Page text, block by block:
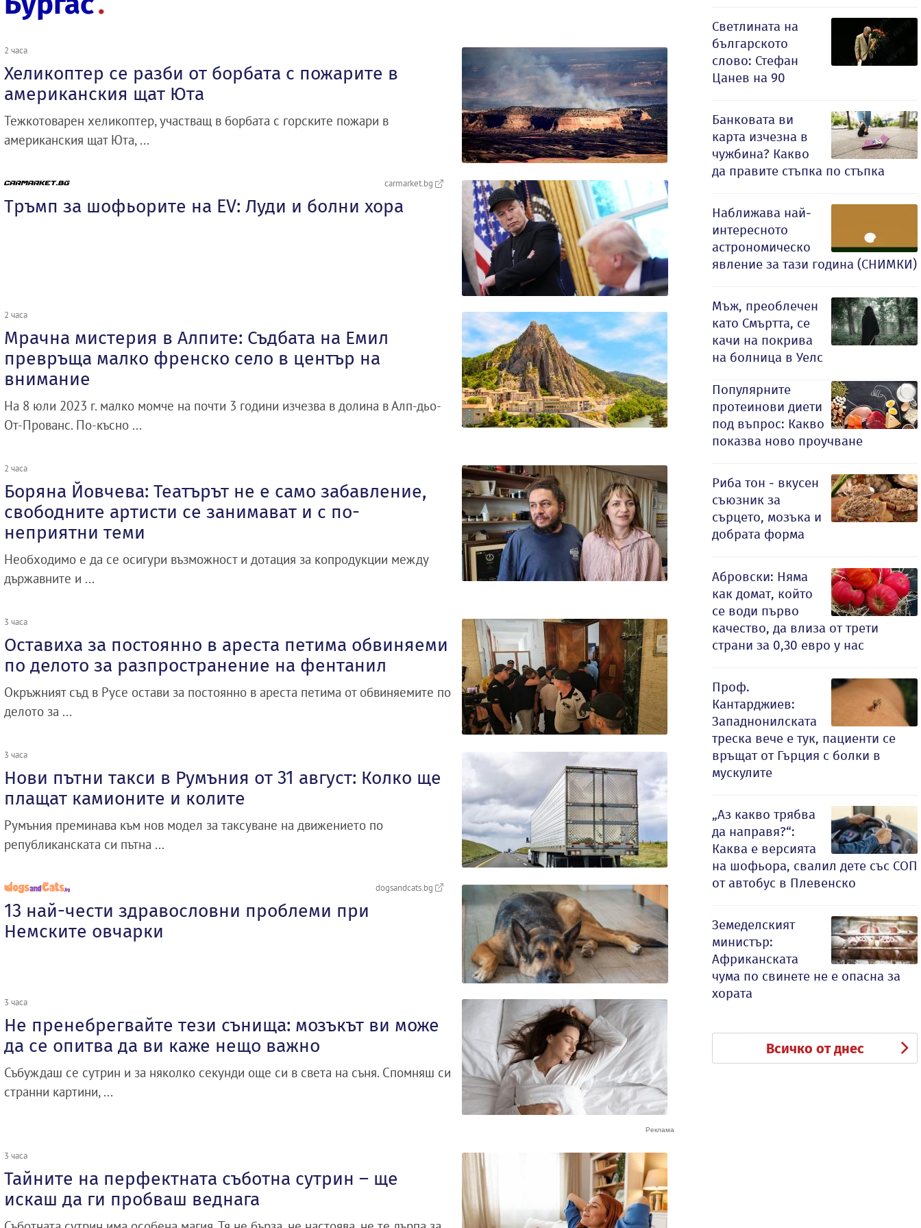
2 часа
Хеликоптер се разби от борбата с пожарите в
американския щат Юта
Тежкотоварен хеликоптер, участващ в борбата с горските пожари в
американския щат Юта, ...
carmarket.bg
Тръмп за шофьорите на EV: Луди и болни хора
2 часа
Мрачна мистерия в Алпите: Съдбата на Емил
превръща малко френско село в център на
внимание
На 8 юли 2023 г. малко момче на почти 3 години изчезва в долина в Алп-дьо-
От-Прованс. По-късно ...
2 часа
Боряна Йовчева: Театърът не е само забавление,
свободните артисти се занимават и с по-
неприятни теми
Необходимо е да се осигури възможност и дотация за копродукции между
държавните и ...
3 часа
Оставиха за постоянно в ареста петима обвиняеми
по делото за разпространение на фентанил
Окръжният съд в Русе остави за постоянно в ареста петима от обвиняемите по
делото за ...
3 часа
Нови пътни такси в Румъния от 31 август: Колко ще
плащат камионите и колите
Румъния преминава към нов модел за таксуване на движението по
републиканската си пътна ...
dogsandcats.bg
13 най-чести здравословни проблеми при
Немските овчарки
3 часа
Не пренебрегвайте тези сънища: мозъкът ви може
да се опитва да ви каже нещо важно
Събуждаш се сутрин и за няколко секунди още си в света на съня. Спомняш си
странни картини, ...
3 часа
Тайните на перфектната съботна сутрин – ще
искаш да ги пробваш веднага
Светлината на
българското
слово: Стефан
Цанев на 90
Банковата ви
карта изчезна в
чужбина? Какво
да правите стъпка по стъпка
Наближава най-
интересното
астрономическо
явление за тази година (СНИМКИ)
Мъж, преоблечен
като Смъртта, се
качи на покрива
на болница в Уелс
Популярните
протеинови диети
под въпрос: Какво
показва ново проучване
Риба тон - вкусен
съюзник за
сърцето, мозъка и
добрата форма
Абровски: Няма
как домат, който
се води първо
качество, да влиза от трети
страни за 0,30 евро у нас
Проф.
Кантарджиев:
Западнонилската
треска вече е тук, пациенти се
връщат от Гърция с болки в
мускулите
„Аз какво трябва
да направя?“:
Каква е версията
на шофьора, свалил дете със СОП
от автобус в Плевенско
Земеделският
министър:
Африканската
чума по свинете не е опасна за
хората
Всичко от днес